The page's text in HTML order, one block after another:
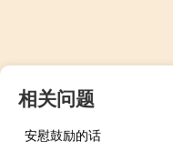
相关问题
安慰鼓励的话